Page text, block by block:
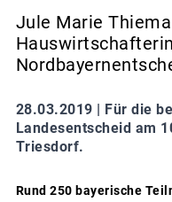
Jule Marie
28.03.2019 |
Für die
Landesentscheid am
Triesdorf.
Rund 250 bayerische